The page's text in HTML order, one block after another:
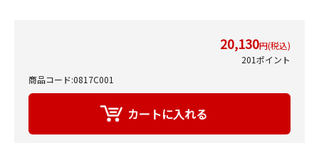
20,130円(税込)
201ポイント
商品コード:0817C001